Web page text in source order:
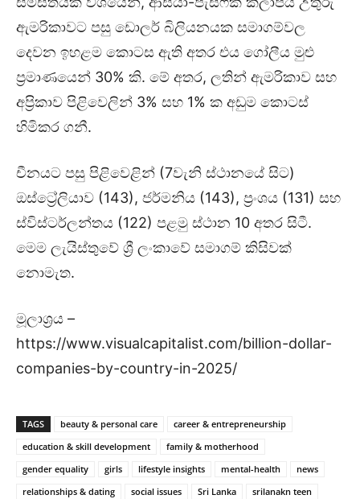
ඇමරිකාවට පසු ඩොලර් බිලියනයක සමාගම්වල
දෙවන ඉහළම කොටස ඇති අතර එය ගෝලීය මුළු
ප්‍රමාණයෙන් 30% කි. මේ අතර, ලතින් ඇමරිකාව සහ
අප්‍රිකාව පිළිවෙලින් 3% සහ 1% ක අඩුම කොටස්
හිමිකර ගනී.
චීනයට පසු පිළිවෙළින් (7වැනි ස්ථානයේ සිට)
ඔස්ට්‍රේලියාව (143), ජර්මනිය (143), ප්‍රංශය (131) සහ
ස්විස්ටර්ලන්තය (122) පළමු ස්ථාන 10 අතර සිටී.
මෙම ලැයිස්තුවේ ශ්‍රී ලංකාවේ සමාගම් කිසිවක්
නොමැත.
මූලාශ්‍රය –
https://www.visualcapitalist.com/billion-dollar-
companies-by-country-in-2025/
TAGS beauty & personal care
career & entrepreneurship
education & skill development
family & motherhood
gender equality
girls lifestyle insights mental-health
news
relationships & dating
social issues Sri Lanka
srilanakn teen